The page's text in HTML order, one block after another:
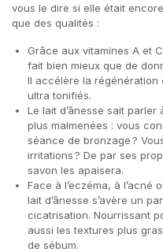
vous le dire si elle était
que des qualités :
Grâce aux vitamines A et
fait bien mieux que de
Il accélère la régénération
ultra tonifiés.
Le lait d’ânesse sait
plus malmenées : vous
séance de bronzage ?
irritations ? De par ses
savon les apaisera.
Face à l’eczéma, à l’acné
lait d’ânesse s’avère un
cicatrisation. Nourrissant
aussi les textures plus
de sébum.